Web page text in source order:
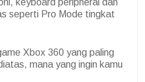
seperti Pro Mode tingkat
Xbox 360 yang paling
mana yang ingin kamu